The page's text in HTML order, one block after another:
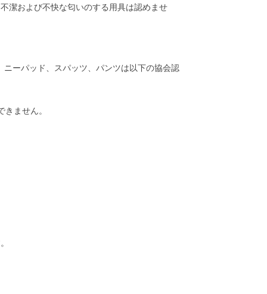
潔および不快な匂いのする用具は認めませ
ーパッド、スパッツ、パンツは以下の協会認
ません。